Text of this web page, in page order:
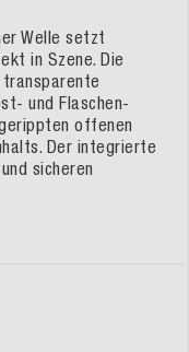
Welle setzt
in Szene. Die
transparente
und Flaschen-
offenen
Der integrierte
sicheren